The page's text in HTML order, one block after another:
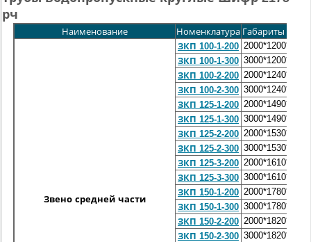
рч
Наименование Номенклатура Габариты (мм.)
Звено средней части
ЗКП 100-1-200 2000*1200*1210
ЗКП 100-1-300 3000*1200*1210
ЗКП 100-2-200 2000*1240*1250
ЗКП 100-2-300 3000*1240*1250
ЗКП 125-1-200 2000*1490*1500
ЗКП 125-1-300 3000*1490*1500
ЗКП 125-2-200 2000*1530*1540
ЗКП 125-2-300 3000*1530*1540
ЗКП 125-3-200 2000*1610*1620
ЗКП 125-3-300 3000*1610*1620
ЗКП 150-1-200 2000*1780*1790
ЗКП 150-1-300 3000*1780*1790
ЗКП 150-2-200 2000*1820*1830
ЗКП 150-2-300 3000*1820*1830